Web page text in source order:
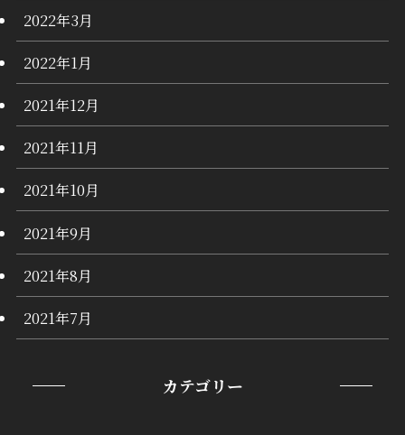
2022年3月
2022年1月
2021年12月
2021年11月
2021年10月
2021年9月
2021年8月
2021年7月
カテゴリー